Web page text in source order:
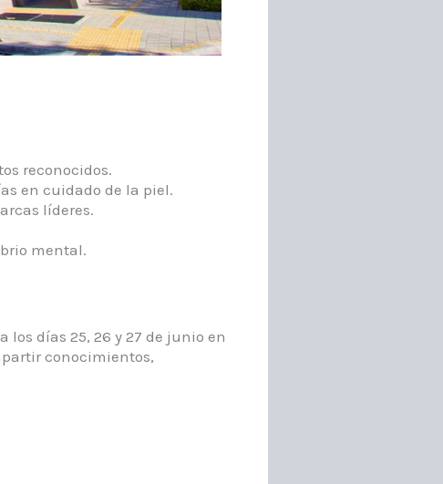
reconocidos.​
en cuidado de la piel.​
líderes.​
mental.
los días 25, 26 y 27 de junio en
conocimientos,